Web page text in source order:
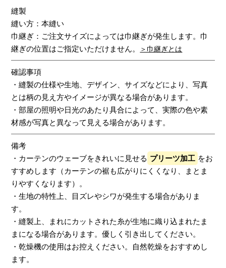
縫製
縫い方：本縫い
巾継ぎ：ご注文サイズによっては巾継ぎが発生します。巾
継ぎの位置はご指定いただけません。
＞巾継ぎとは
確認事項
・縫製の仕様や生地、デザイン、サイズなどにより、写真
とは柄の見え方やイメージが異なる場合があります。
・部屋の照明や日光のあたり具合によって、実際の色や素
材感が写真と異なって見える場合があります。
備考
・カーテンのウェーブをきれいに見せる プリーツ加工 をお
すすめします（カーテンの裾も広がりにくくなり、まとま
りやすくなります）。
・生地の特性上、目ズレやシワが発生する場合がありま
す。
・縫製上、まれにカットされた糸が生地に織り込まれたま
まになる場合があります。優しく引き出してください。
・乾燥機の使用はお控えください。自然乾燥をおすすめし
ます。